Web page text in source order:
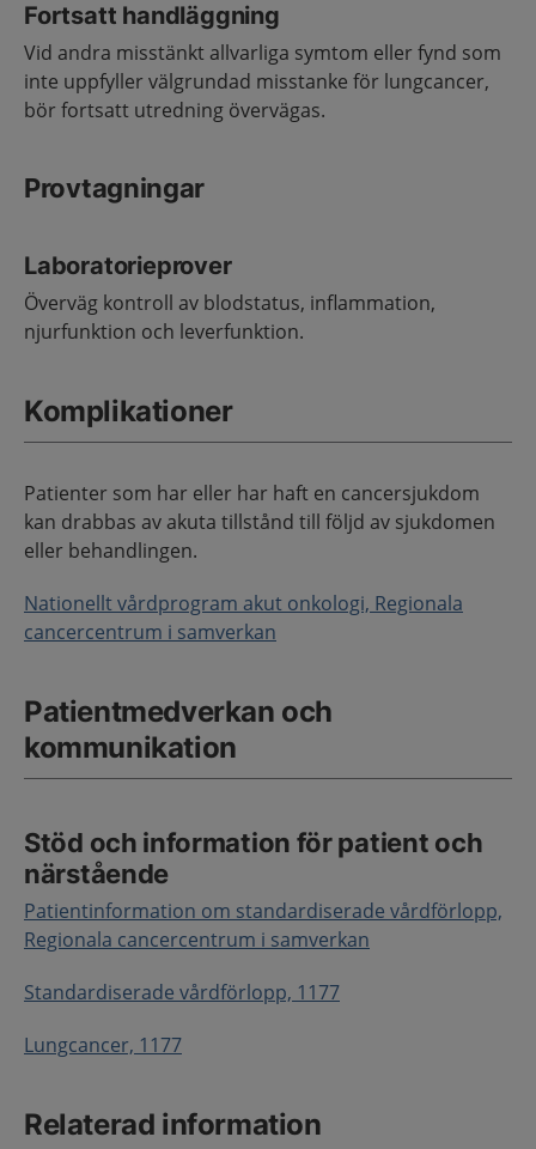
Fortsatt handläggning
Vid andra misstänkt allvarliga symtom eller fynd som
inte uppfyller välgrundad misstanke för lungcancer,
bör fortsatt utredning övervägas.
Provtagningar
Laboratorieprover
Överväg kontroll av blodstatus, inflammation,
njurfunktion och leverfunktion.
Komplikationer
Patienter som har eller har haft en cancersjukdom
kan drabbas av akuta tillstånd till följd av sjukdomen
eller behandlingen.
Nationellt vårdprogram akut onkologi, Regionala
cancercentrum i samverkan
Patientmedverkan och
kommunikation
Stöd och information för patient och
närstående
Patientinformation om standardiserade vårdförlopp,
Regionala cancercentrum i samverkan
Standardiserade vårdförlopp, 1177
Lungcancer, 1177
Relaterad information